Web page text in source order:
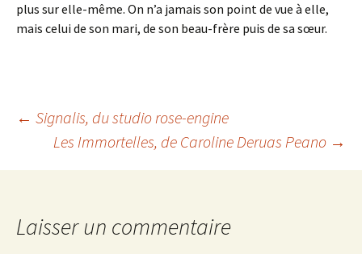
plus sur elle-même. On n’a jamais son point de vue à elle,
mais celui de son mari, de son beau-frère puis de sa sœur.
Navigation
des
articles
← Signalis, du studio rose-engine
Les Immortelles, de Caroline Deruas Peano →
Laisser un commentaire